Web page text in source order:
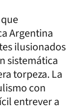
Argentina
ilusionados
sistemática
torpeza. La
con
entrever a